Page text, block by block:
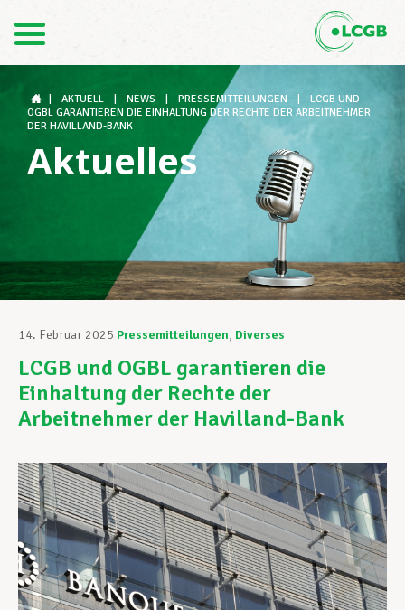
FR
Der LCGB
Gewerkschaftsstrukturen
Unterstützung im Arbeitsalltag
Ihre Rechte
Berufliche Weiterentwicklung
Mitglied werden
AKTUELL NEWS PRESSEMITTEILUNGEN
LCGB UND
OGBL GARANTIEREN DIE EINHALTUNG DER RECHTE DER ARBEITNEHMER
DER HAVILLAND-BANK
Aktuelles
14. Februar 2025 Pressemitteilungen, Diverses
LCGB und OGBL garantieren die
Einhaltung der Rechte der
Arbeitnehmer der Havilland-Bank